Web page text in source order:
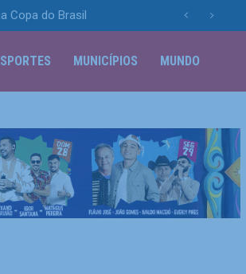
Copa do Brasil
MUNICÍPIOS MUNDO